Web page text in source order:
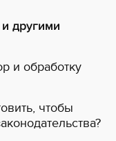
другими
и обработку
чтобы